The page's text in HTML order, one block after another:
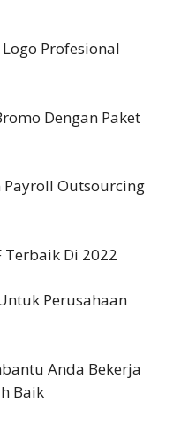
Profesional
Dengan Paket
Outsourcing
Terbaik Di 2022
Perusahaan
Anda Bekerja
Baik